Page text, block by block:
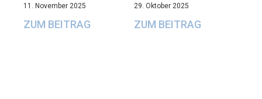
11. November 2025
ZUM BEITRAG
29. Oktober 2025
ZUM BEITRAG